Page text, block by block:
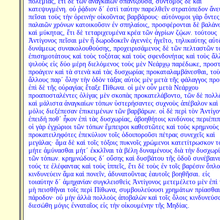
κατεψυγμένη. οὐ ῥᾴδιον δ´ ἐστὶ ταύτην παρελθεῖν στρατόπεδον
πεῖσαι τοὺς τὴν ὀρεινὴν οἰκοῦντας βαρβάρους· αὐτόνομοι γὰρ
παλαιῶν χρόνων κατοικοῦσιν ἐν σπηλαίοις, προσφέρονται δὲ
καὶ μύκητας, ἔτι δὲ τεταριχευμένα κρέα τῶν ἀγρίων ζῴων. τούτους
Ἀντίγονος πεῖσαι μὲν ἢ δωροδοκεῖν ἀγεννὲς ἡγεῖτο, τηλικαύτης
δυνάμεως συνακολουθούσης, προχειρισάμενος δὲ τῶν πελταστῶν
ἐπισημοτάτους καὶ τοὺς τοξότας καὶ τοὺς σφενδονήτας καὶ τοὺς
ψιλοὺς εἰς δύο μέρη διελόμενος τοὺς μὲν Νεάρχῳ παρέδωκε,
προάγειν καὶ τὰ στενὰ καὶ τὰς δυσχωρίας προκαταλαμβάνεσθαι,
ἄλλους παρ´ ὅλην τὴν ὁδὸν τάξας αὐτὸς μὲν μετὰ τῆς φάλαγγος
ἐπὶ δὲ τῆς οὐραγίας ἔταξε Πίθωνα. οἱ μὲν οὖν μετὰ Νεάρχου
προαποσταλέντες ὀλίγας μὲν σκοπὰς προκατελάβοντο, τῶν δὲ
καὶ μάλιστα ἀναγκαίων τόπων ὑστερήσαντες συχνοὺς ἀπέβαλον καὶ
μόλις διεξέπεσαν ἐπικειμένων τῶν βαρβάρων. οἱ δὲ περὶ τὸν
ἐπειδή ποθ´ ἧκον ἐπὶ τὰς δυσχωρίας, ἀβοηθήτοις κινδύνοις
οἱ γὰρ ἐγχώριοι τῶν τόπων ἔμπειροι καθεστῶτες καὶ τοὺς κρημνοὺς
προκατειληφότες ἐπεκύλιον τοῖς ὁδοιποροῦσι πέτρας συνεχεῖς καὶ
μεγάλας· ἅμα δὲ καὶ τοῖς τόξοις πυκνοῖς χρώμενοι κατετίτρωσκον
μήτε ἀμύνασθαι μήτ´ ἐκκλῖναι τὰ βέλη δυναμένους διὰ τὴν
τῶν τόπων. κρημνώδους δ´ οὔσης καὶ δυσβάτου τῆς ὁδοῦ
τούς τε ἐλέφαντας καὶ τοὺς ἱππεῖς, ἔτι δὲ τοὺς ἐν τοῖς βαρέσιν
κινδυνεύειν ἅμα καὶ πονεῖν, ἀδυνατοῦντας ἑαυτοῖς βοηθῆσαι. εἰς
τοιαύτην δ´ ἀμηχανίαν συγκλεισθεὶς Ἀντίγονος μετεμέλετο μὲν ἐπὶ
μὴ πεισθῆναι τοῖς περὶ Πίθωνα, συμβουλεύουσι χρημάτων
πάροδον· οὐ μὴν ἀλλὰ πολλοὺς ἀποβαλὼν καὶ τοῖς ὅλοις
διεσώθη μόγις ἐνναταῖος εἰς τὴν οἰκουμένην τῆς Μηδίας.